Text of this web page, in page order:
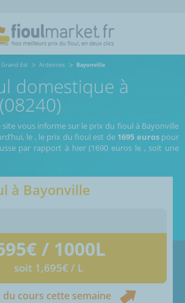
Grand-Est Ardennes Bayonville
domestique à
vous informe sur le prix du fioul à Bayonville
le , le prix du fioul est de 1695 eurospour
par rapport à hier (1690 euros le , soit une
à Bayonville
€ / 1000L
soit 1,695€ / L
cours cette semaine